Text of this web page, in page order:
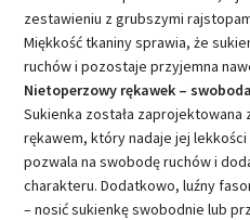
zestawieniu z grubszymi
Miękkość tkaniny sprawia, że
ruchów i pozostaje przyjemna
Nietoperzowy rękawek –
Sukienka została
rękawem, który nadaje jej
pozwala na swobodę ruchów i
charakteru. Dodatkowo, luźny
– nosić sukienkę swobodnie lub